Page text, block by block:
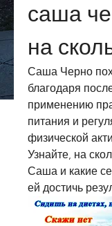
саша
на
Саша Черно
благодаря
применению
питания и
физической
Узнайте, на
Саша и какие
ей достичь